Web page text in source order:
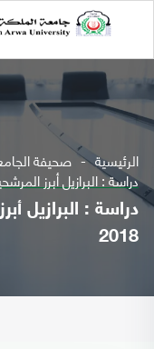
الرئيسية صحيفة
دراسة : البرازيل أبرز
دراسة : البرازيل
2018